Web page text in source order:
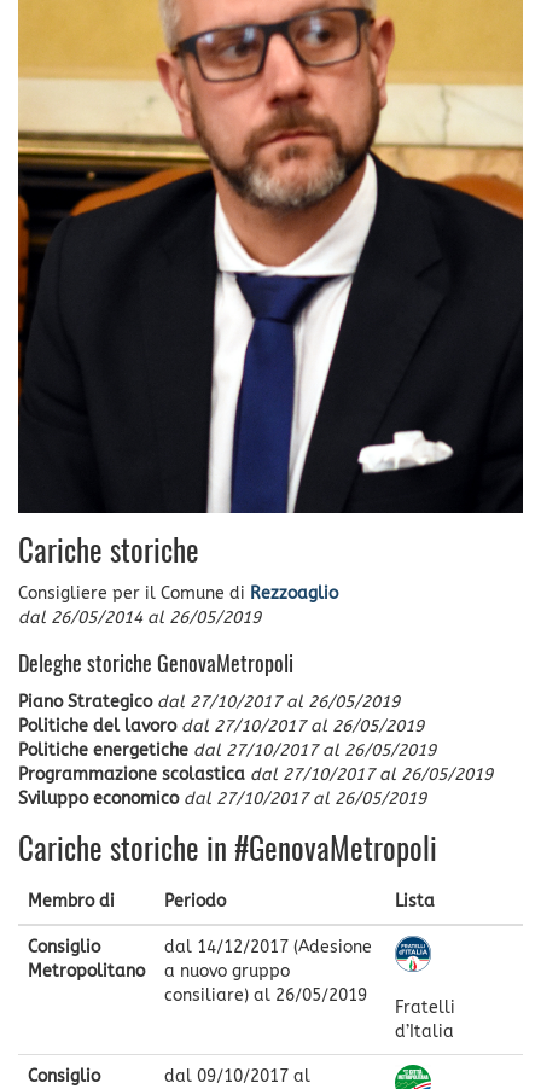
Cariche storiche
Consigliere per il Comune di Rezzoaglio
dal 26/05/2014al 26/05/2019
Deleghe storiche GenovaMetropoli
Piano Strategico dal 27/10/2017al 26/05/2019
Politiche del lavoro dal 27/10/2017al 26/05/2019
Politiche energetiche dal 27/10/2017al 26/05/2019
Programmazione scolastica dal 27/10/2017al 26/05/2019
Sviluppo economico dal 27/10/2017al 26/05/2019
Cariche storiche in #GenovaMetropoli
Membro di Periodo Lista
Consiglio
Metropolitano
dal 14/12/2017 (Adesione
a nuovo gruppo
consiliare) al 26/05/2019
Fratelli
d’Italia
Consiglio
dal 09/10/2017 al